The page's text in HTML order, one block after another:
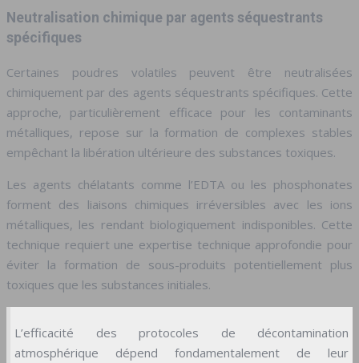
Neutralisation chimique par agents séquestrants
spécifiques
Certaines poudres volatiles peuvent être neutralisées
chimiquement par des agents séquestrants spécifiques. Cette
approche, particulièrement efficace pour les contaminants
métalliques, repose sur la formation de complexes stables
empêchant la libération ultérieure des substances toxiques.
Les agents chélatants comme l’EDTA ou les phosphonates
forment des liaisons chimiques irréversibles avec les ions
métalliques, les rendant biologiquement indisponibles. Cette
technique requiert une expertise technique approfondie pour
éviter la formation de sous-produits potentiellement plus
toxiques que les substances initiales.
L’efficacité des protocoles de décontamination
atmosphérique dépend fondamentalement de leur